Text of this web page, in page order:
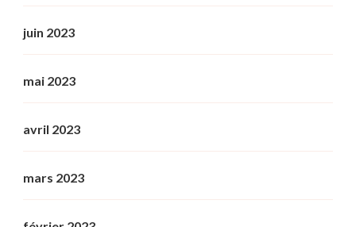
juin 2023
mai 2023
avril 2023
mars 2023